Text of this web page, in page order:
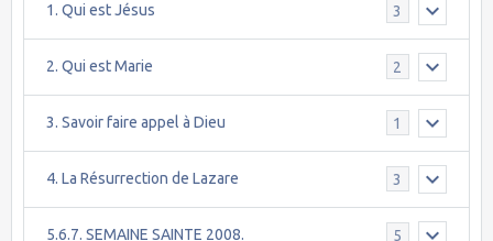
1. Qui est Jésus 3
2. Qui est Marie 2
3. Savoir faire appel à Dieu 1
4. La Résurrection de Lazare 3
5.6.7. SEMAINE SAINTE 2008. 5